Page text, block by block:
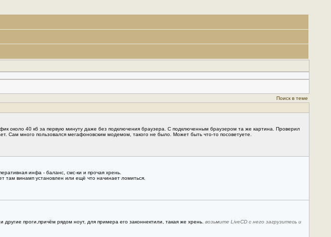
Поиск в теме
около 40 кб за первую минуту даже без подключения браузера. С подключенным браузером та же картина. Проверил
Сам много пользовался мегафоновским модемом, такого не было. Может быть что-то посоветуете.
инфа - баланс, смс-ки и прочая хрень.
там винамп установлен или ещё что начинает ломиться.
проги,причём рядом ноут, для примера его законнектили, такая же хрень. возьмите LiveCD с него загрузитесь и